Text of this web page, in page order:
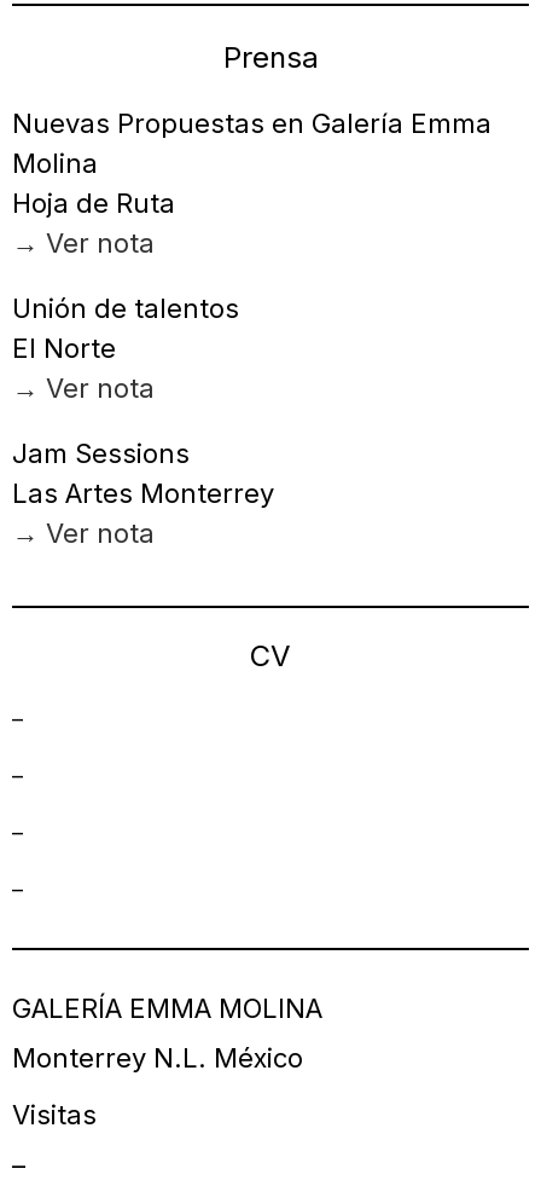
Prensa
Nuevas Propuestas en Galería Emma
Molina
Hoja de Ruta
→ Ver nota
Unión de talentos
El Norte
→ Ver nota
Jam Sessions
Las Artes Monterrey
→ Ver nota
CV
–
–
–
–
GALERÍA EMMA MOLINA
Monterrey N.L. México
Visitas
–